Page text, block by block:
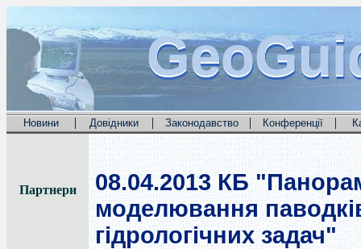
Новини | Довідники | Законодавство | Конференції |
Партнери 08.04.2013 КБ
моделювання
гідрологічних задач"